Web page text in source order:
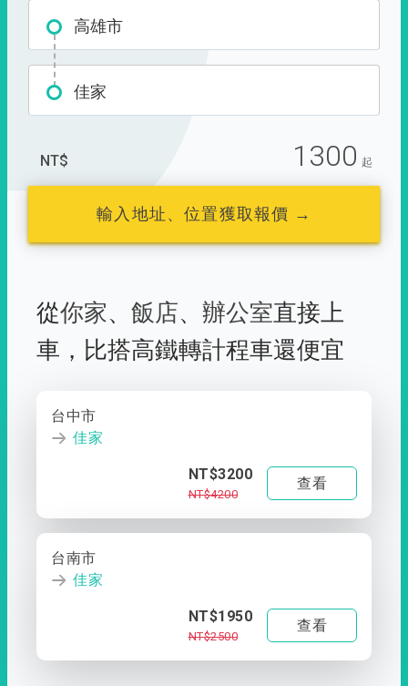
高雄市
佳家
NT$ 1300 起
輸入地址、位置獲取報價 →
從你家、 飯店、 辦公室直接上
車， 比搭高鐵轉計程車還便宜
台中市
佳家
NT$3200
NT$4200
查看
台南市
佳家
NT$1950
NT$2500
查看